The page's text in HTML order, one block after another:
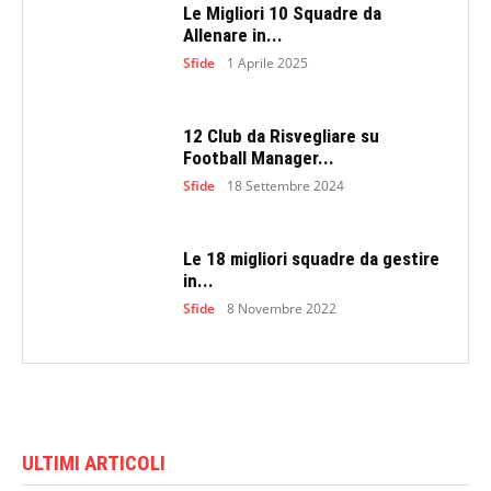
Le Migliori 10 Squadre da
Allenare in...
Sfide 1 Aprile 2025
12 Club da Risvegliare su
Football Manager...
Sfide 18 Settembre 2024
Le 18 migliori squadre da gestire
in...
Sfide 8 Novembre 2022
ULTIMI ARTICOLI